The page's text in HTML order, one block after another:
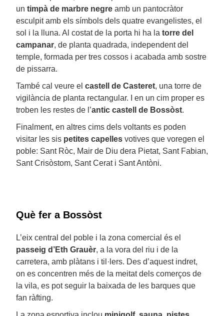
un timpà de marbre negre amb un pantocràtor
esculpit amb els símbols dels quatre evangelistes, el
sol i la lluna. Al costat de la porta hi ha la torre del
campanar, de planta quadrada, independent del
temple, formada per tres cossos i acabada amb sostre
de pissarra.
També cal veure el castell de Casteret, una torre de
vigilància de planta rectangular. I en un cim proper es
troben les restes de l’antic castell de Bossòst.
Finalment, en altres cims dels voltants es poden
visitar les sis petites capelles votives que voregen el
poble: Sant Ròc, Mair de Diu dera Pietat, Sant Fabian,
Sant Crisòstom, Sant Cerat i Sant Antòni.
Què fer a Bossòst
L’eix central del poble i la zona comercial és el
passeig d’Eth Grauèr, a la vora del riu i de la
carretera, amb plàtans i til·lers. Des d’aquest indret,
on es concentren més de la meitat dels comerços de
la vila, es pot seguir la baixada de les barques que
fan ràfting.